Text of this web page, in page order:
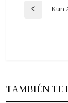
Entrada
Kun
TAMBIÉN TE